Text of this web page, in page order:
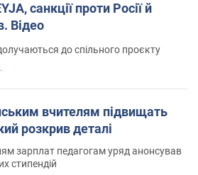
санкції проти Росії й
Відео
до спільного проєкту
вчителям підвищать
розкрив деталі
зарплат педагогам уряд анонсував
стипендій